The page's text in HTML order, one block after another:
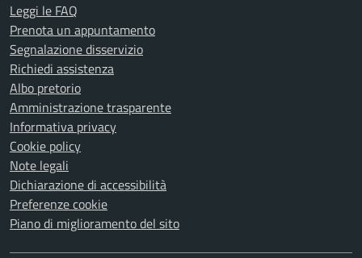
Leggi le FAQ
Prenota un appuntamento
Segnalazione disservizio
Richiedi assistenza
Albo pretorio
Amministrazione trasparente
Informativa privacy
Cookie policy
Note legali
Dichiarazione di accessibilità
Preferenze cookie
Piano di miglioramento del sito